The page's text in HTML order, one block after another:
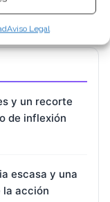
Aviso Legal
y un recorte
de inflexión
escasa y una
la acción